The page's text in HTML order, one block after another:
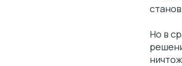
Но в